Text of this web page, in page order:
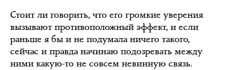
Стоит ли говорить, что его громкие уверения
вызывают противоположный эффект, и если
раньше я бы и не подумала ничего такого,
сейчас и правда начинаю подозревать между
ними какую-то не совсем невинную связь.